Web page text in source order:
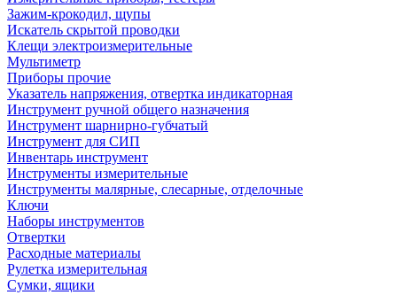
Зажим-крокодил, щупы
Искатель скрытой проводки
Клещи электроизмерительные
Мультиметр
Приборы прочие
Указатель напряжения, отвертка индикаторная
Инструмент ручной общего назначения
Инструмент шарнирно-губчатый
Инструмент для СИП
Инвентарь инструмент
Инструменты измерительные
Инструменты малярные, слесарные, отделочные
Ключи
Наборы инструментов
Отвертки
Расходные материалы
Рулетка измерительная
Сумки, ящики